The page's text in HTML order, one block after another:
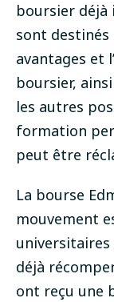
boursier déjà
sont
avantages et
boursier,
les autres
formation
peut être
La bourse
mouvement
universitaires
déjà
ont reçu une